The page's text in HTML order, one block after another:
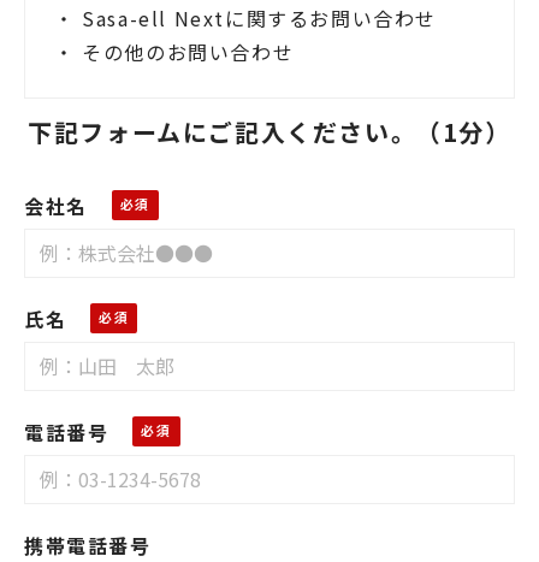
・ Sasa-ell Nextに関するお問い合わせ
・ その他のお問い合わせ
下記フォームにご記入ください。（1分）
会社名
氏名
電話番号
携帯電話番号